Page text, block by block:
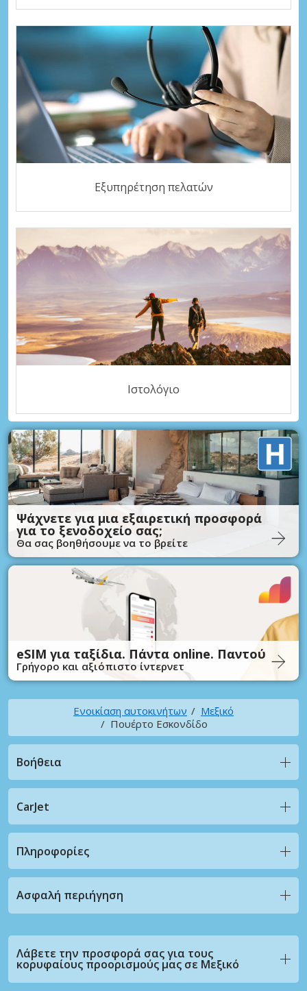
Εξυπηρέτηση πελατών
Ιστολόγιο
Ψάχνετε για μια εξαιρετική προσφορά
για το ξενοδοχείο σας;
Θα σας βοηθήσουμε να το βρείτε
eSIM για ταξίδια. Πάντα online. Παντού
Γρήγορο και αξιόπιστο ίντερνετ
Ενοικίαση αυτοκινήτων
Μεξικό
Πουέρτο Εσκονδίδο
Βοήθεια
CarJet
Πληροφορίες
Ασφαλή περιήγηση
Λάβετε την προσφορά σας για τους
κορυφαίους προορισμούς μας σε Μεξικό